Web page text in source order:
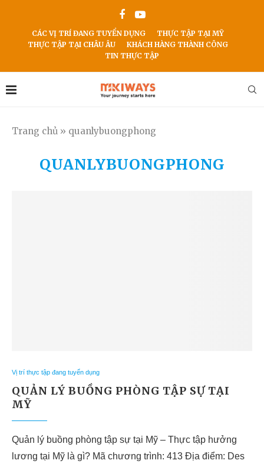
CÁC VỊ TRÍ ĐANG TUYỂN DỤNG
THỰC TẬP TẠI MỸ
THỰC TẬP TẠI CHÂU ÂU
KHÁCH HÀNG THÀNH CÔNG
TIN THỰC TẬP
Trang chủ » quanlybuongphong
QUANLYBUONGPHONG
Vị trí thực tập đang tuyển dụng
QUẢN LÝ BUỒNG PHÒNG TẬP SỰ TẠI
MỸ
Quản lý buồng phòng tập sự tại Mỹ – Thực tập hưởng
lương tại Mỹ là gì? Mã chương trình: 413 Địa điểm: Des